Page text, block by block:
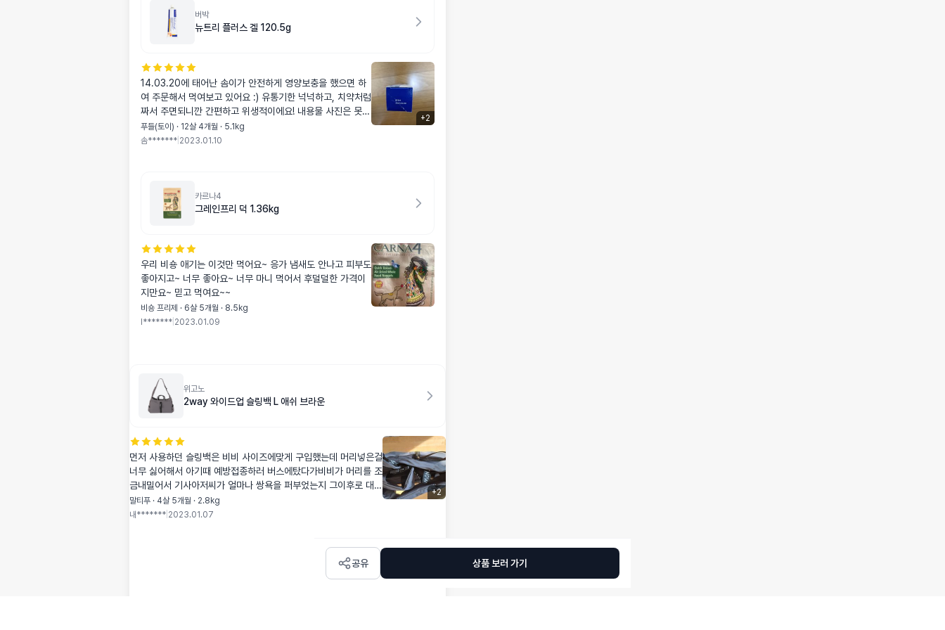
버박
뉴트리 플러스 겔 120.5g
14.03.20에 태어난 솜이가 안전하게 영양보충을 했으면 하
여 주문해서 먹여보고 있어요 :) 유통기한 넉넉하고, 치약처럼
짜서 주면되니깐 간편하고 위생적이에요! 내용물 사진은 못찍
었는데 색은 갈색이에요..😅 먹고난 후 특이반응은 없었어요
아주 잘 먹습니다. 다 먹이고 재구매 할 의사가 생기는중입니
푸들(토이) · 12살 4개월 · 5.1kg
솜******* 2023.01.10
+2
카르나4
그레인프리 덕 1.36kg
우리 비숑 애기는 이것만 먹어요~ 응가 냄새도 안나고 피부도
좋아지고~ 너무 좋아요~ 너무 마니 먹어서 후덜덜한 가격이
지만요~ 믿고 먹여요~~
비숑 프리제 · 6살 5개월 · 8.5kg
I******* 2023.01.09
위고노
2way 와이드업 슬링백 L 애쉬 브라운
먼저 사용하던 슬링백은 비비 사이즈에맞게 구입했는데 머리넣은걸
너무 싫어해서 아기때 예방접종하러 버스에탔다가비비가 머리를 조
금내밀어서 기사아저씨가 얼마나 쌍욕을 퍼부었는지 그이후로 대중
교통 을이용하지않다가 다음달에 중성화수술을 예약해서 아주 큼지
막한걸로 구입했는데 안도넓고 바닥도 튼튼해서 비비가 안정적으로
말티푸 · 4살 5개월 · 2.8kg
내******* 2023.01.07
+2
공유 상품 보러 가기